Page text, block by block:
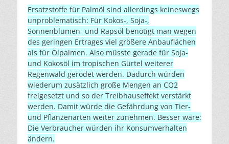
Ersatzstoffe für Palmöl sind allerdings keineswegs
unproblematisch: Für Kokos-, Soja-,
Sonnenblumen- und Rapsöl benötigt man wegen
des geringen Ertrages viel größere Anbauflächen
als für Ölpalmen. Also müsste gerade für Soja-
und Kokosöl im tropischen Gürtel weiterer
Regenwald gerodet werden. Dadurch würden
wiederum zusätzlich große Mengen an CO2
freigesetzt und so der Treibhauseffekt verstärkt
werden. Damit würde die Gefährdung von Tier-
und Pflanzenarten weiter zunehmen. Besser wäre:
Die Verbraucher würden ihr Konsumverhalten
ändern.